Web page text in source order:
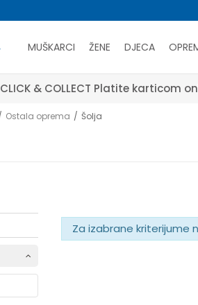
MUŠKARCI ŽENE DJECA
CLICK & COLLECT Platite karticom
Ostala oprema Šolja
Za izabrane kriterijume